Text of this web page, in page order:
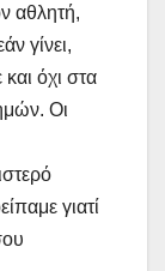
αθλητή,
γίνει,
όχι στα
Οι
γιατί